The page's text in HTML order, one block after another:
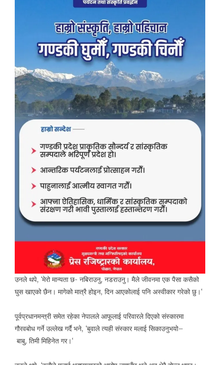
उनले थपे, ‘मेरो मान्यता छ- नबिराउनु, नडराउनु। मैले जीवनमा एक पैसा कसैको
घुस खाएको छैन। मागेको मात्रै होइन, दिन आएकोलाई पनि अस्वीकार गरेको छु।‘
पूर्वप्रधानमन्त्री समेत रहेका नेपालले आफूलाई परिवारले दिएको संस्कारमा
गौरवबोध गर्ने उल्लेख गर्दै भने, ‘बुवाले त्यही संस्कार मलाई सिकाउनुभयो–
बाबु, तिमी मिहिनेत गर।‘